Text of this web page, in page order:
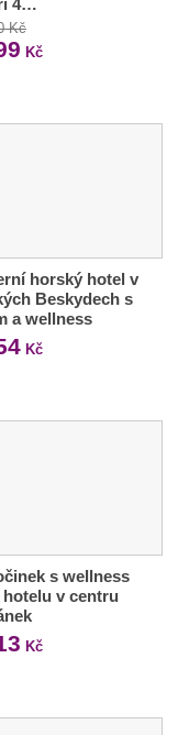
Kč
Kč
horský hotel v
Beskydech s
a wellness
Kč
s wellness
hotelu v centru
Kč